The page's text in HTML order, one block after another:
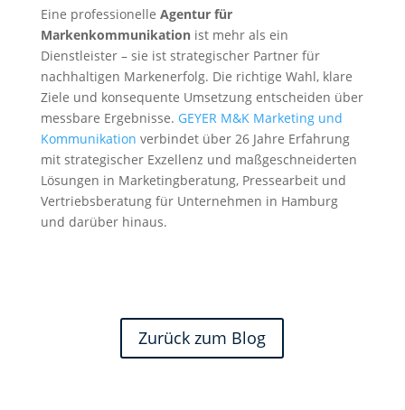
Eine professionelle Agentur für
Markenkommunikationist mehr als ein
Dienstleister – sie ist strategischer Partner für
nachhaltigen Markenerfolg. Die richtige Wahl, klare
Ziele und konsequente Umsetzung entscheiden über
messbare Ergebnisse. GEYER M&K Marketing und
Kommunikation verbindet über 26 Jahre Erfahrung
mit strategischer Exzellenz und maßgeschneiderten
Lösungen in Marketingberatung, Pressearbeit und
Vertriebsberatung für Unternehmen in Hamburg
und darüber hinaus.
Zurück zum Blog